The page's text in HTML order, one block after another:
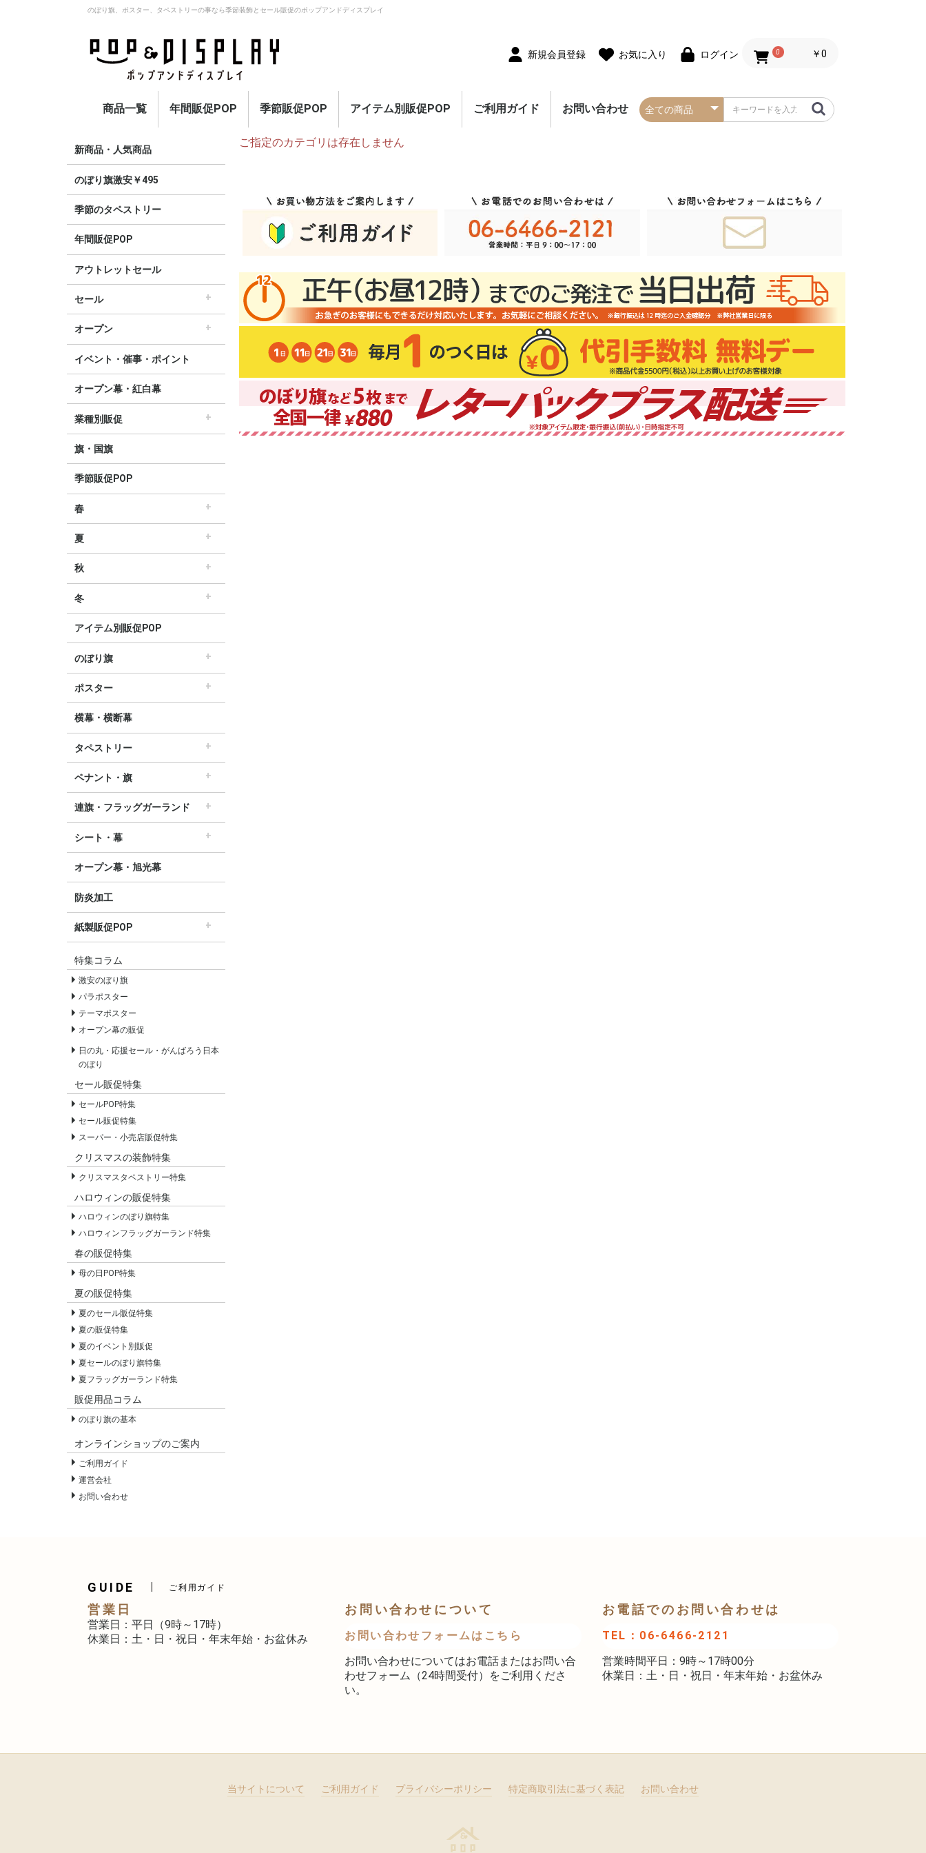
のぼり旗、ポスター、タペストリーの事なら季節装飾とセール販促のポップアンドディスプレイ
新規会員登録 お気に入り ログイン 0 ￥0
商品一覧 年間販促POP
アウトレットセール
のぼり旗激安￥495〜 10枚セット
5枚セット
1枚（単品）
セール・割引
割引・値下げ・％OFF
創業祭・感謝祭・決算
閉店・売り尽くし
オープン・営業中
オープニングセール
リニューアルオープン
イベント・催事・ポイ
オープン幕・紅白幕
レギュラー・オールシ
ホテル・宿泊販促
リサイクル・中古販売
ドラッグ・薬局販促
理美容販促
飲食店販促
物販・小売店販促
不動産・車販促
季節販促POP
春 春・スプリング
バレンタインデー・ホ
母の日・父の日
スプリングセール
夏 夏・サマー
七夕
サマーセール
秋 秋・オータム
ハロウィン
オータムセール
冬 冬・ウインター
クリスマス
歳末・お正月
ウインターセール
定番
アイテム別販促POP
のぼり旗
ポスター
横幕・横断幕
ペナント・旗
タペストリー
シート・幕
連続ペナント・フラッ
オープン幕・旭光幕
紙製POP・ショーカー
防炎加工付き商品
ご利用ガイド お問い合わせ
新商品・人気商品
のぼり旗激安￥495
季節のタペストリー
年間販促POP
アウトレットセール
セール
すべてのセール販促POP
セール・割引
∟セールのぼり旗
∟セールポスター
∟セールタペストリー
∟シンプルセール
∟プリズムセール
割引・値下げ・ＯＦＦ
創業祭・感謝祭・決算
閉店・売り尽くし
オープン
すべてのオープン販促POP
オープン・営業中
オープニングセール
リニューアルオープン
イベント・催事・ポイント
オープン幕・紅白幕
業種別販促
すべての業界別販促POP
レギュラー・オールシーズン販促
ホテル・宿泊販促
リサイクル・中古販売販促
ドラッグ薬局・薬局販促
理美容販促
飲食店販促
物販・小売店販促
不動産・車販促
旗・国旗
季節販促POP
春
すべての春の販促POP
春・スプリング
バレンタインデー・ホワイトデー
母の日・父の日
スプリングセール
夏
すべての夏の販促POP
夏・サマー
七夕
サマーセール
秋
すべての秋の販促POP
秋・オータム
ハロウィン
オータムセール
冬
すべての冬の販促POP
冬・ウィンター
クリスマス
歳末・お正月
ウィンターセール
アイテム別販促POP
のぼり旗
すべてののぼり旗
セールのぼり旗
レギュラーのぼり旗
ホテルのぼり旗
リサイクルのぼり旗
ドラッグ薬局のぼり旗
美容のぼり旗
物販のぼり旗
飲食のぼり旗
不動産・車のぼり旗
春のぼり旗
夏のぼり旗
秋のぼり旗
冬のぼり旗
ハロウィンのぼり旗
ポスター
すべてのポスター
パラポスター（横長）
テーマポスター（正方形）
変形ポスター
セールポスター
▽季節から選ぶ
∟春ポスター
∟夏ポスター
∟秋・ハロウィンポスター
∟冬・お正月・初売りポスター
∟クリスマスポスター
∟バレンタインポスター
横幕・横断幕
タペストリー
すべてのタペストリー
防炎加工タペストリー（90×180cm）
∟春タペストリー
∟夏タペストリー
∟秋・ハロウィンタペストリー
∟冬・クリスマスタペストリー
∟お正月タペストリー
∟バレンタインデータペストリー
60cm幅タペストリー
45cm幅タペストリー
ワイドタペストリー
ペナント・旗
すべてのペナント・旗
ペナント
ビッグペナント
連旗・フラッグガーランド
すべての連旗・フラッグ
連続ペナント
フラッグガーランド
ウェーブペナント他
シート・幕
すべてのシート・幕
シート・ワゴン幕
テーブルクロス
デコレーションリボン
オープン幕・旭光幕
防炎加工
紙製販促POP
すべての紙製販促POP
セールPOP
特集コラム
激安のぼり旗
パラポスター
テーマポスター
オープン幕の販促
日の丸・応援セール・がんばろう日本
のぼり
セール販促特集
セールPOP特集
セール販促特集
スーパー・小売店販促特集
クリスマスの装飾特集
クリスマスタペストリー特集
ハロウィンの販促特集
ハロウィンのぼり旗特集
ハロウィンフラッグガーランド特集
春の販促特集
母の日POP特集
夏の販促特集
夏のセール販促特集
夏の販促特集
夏のイベント別販促
夏セールのぼり旗特集
夏フラッグガーランド特集
販促用品コラム
のぼり旗の基本
オンラインショップのご案内
ご利用ガイド
運営会社
お問い合わせ
ご指定のカテゴリは存在しません
GUIDE ご利用ガイド
営業日
営業日：平日（9時～17時）
休業日：土・日・祝日・年末年始・お盆休み
お問い合わせについて
お問い合わせフォームはこちら
お問い合わせについてはお電話またはお問い合
わせフォーム（24時間受付）をご利用くださ
い。
お電話でのお問い合わせは
TEL：06-6466-2121
営業時間平日：9時～17時00分
休業日：土・日・祝日・年末年始・お盆休み
当サイトについて ご利用ガイド プライバシーポリシー 特定商取引法に基づく表記 お問い合わせ